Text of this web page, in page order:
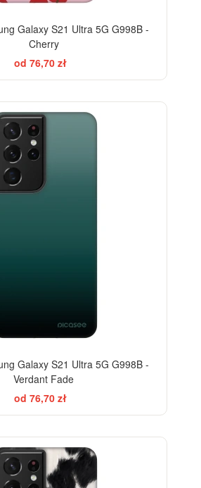
Galaxy S21 Ultra 5G G998B -
Cherry
od 76,70 zł
Galaxy S21 Ultra 5G G998B -
Verdant Fade
od 76,70 zł